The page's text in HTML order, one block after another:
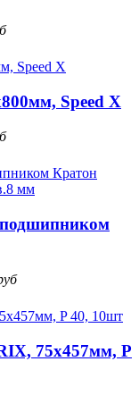
Speed X
75х457мм, P